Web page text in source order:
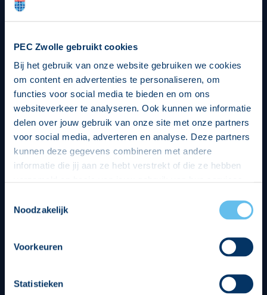
PEC Zwolle gebruikt cookies
Bij het gebruik van onze website gebruiken we cookies
om content en advertenties te personaliseren, om
functies voor social media te bieden en om ons
websiteverkeer te analyseren. Ook kunnen we informatie
delen over jouw gebruik van onze site met onze partners
voor social media, adverteren en analyse. Deze partners
kunnen deze gegevens combineren met andere
informatie die jij aan ze hebt verstrekt of die ze hebben
op een veilige en integere wijze. Je kunt je toestemming
beheren op de privacy- en cookieverklaring pagina.
Noodzakelijk
Voorkeuren
Statistieken